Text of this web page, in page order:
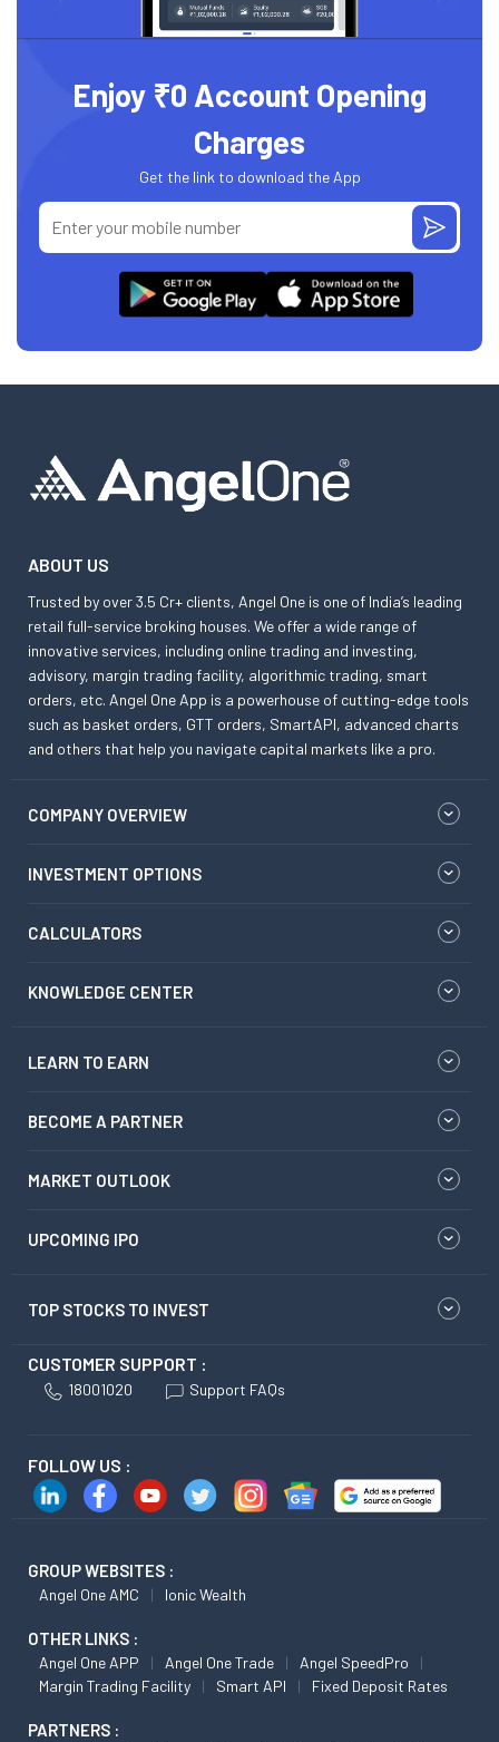
Enjoy ₹0 Account Opening
Charges
Get the link to download the App
ABOUT US
Trusted by over 3.5 Cr+ clients, Angel One is one of India’s leading
retail full-service broking houses. We offer a wide range of
innovative services, including online trading and investing,
advisory, margin trading facility, algorithmic trading, smart
orders, etc. Angel One App is a powerhouse of cutting-edge tools
such as basket orders, GTT orders, SmartAPI, advanced charts
and others that help you navigate capital markets like a pro.
COMPANY OVERVIEW
INVESTMENT OPTIONS
CALCULATORS
KNOWLEDGE CENTER
LEARN TO EARN
BECOME A PARTNER
MARKET OUTLOOK
UPCOMING IPO
TOP STOCKS TO INVEST
CUSTOMER SUPPORT :
18001020 Support FAQs
FOLLOW US :
GROUP WEBSITES :
Angel One AMC Ionic Wealth
OTHER LINKS :
Angel One APP Angel One Trade
Angel SpeedPro
Margin Trading Facility
Smart API Fixed Deposit Rates
PARTNERS :